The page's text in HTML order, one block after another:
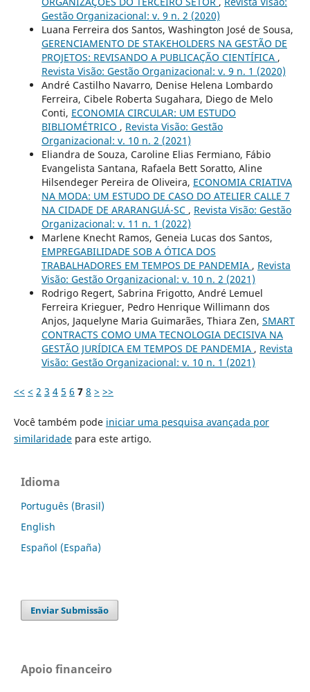
Gestão Organizacional: v. 9 n. 2 (2020)
Luana Ferreira dos Santos, Washington José de Sousa,
GERENCIAMENTO DE STAKEHOLDERS NA GESTÃO DE
PROJETOS: REVISANDO A PUBLICAÇÃO CIENTÍFICA ,
Revista Visão: Gestão Organizacional: v. 9 n. 1 (2020)
André Castilho Navarro, Denise Helena Lombardo
Ferreira, Cibele Roberta Sugahara, Diego de Melo
Conti, ECONOMIA CIRCULAR: UM ESTUDO
BIBLIOMÉTRICO , Revista Visão: Gestão
Organizacional: v. 10 n. 2 (2021)
Eliandra de Souza, Caroline Elias Fermiano, Fábio
Evangelista Santana, Rafaela Bett Soratto, Aline
Hilsendeger Pereira de Oliveira, ECONOMIA CRIATIVA
NA MODA: UM ESTUDO DE CASO DO ATELIER CALLE 7
NA CIDADE DE ARARANGUÁ-SC , Revista Visão: Gestão
Organizacional: v. 11 n. 1 (2022)
Marlene Knecht Ramos, Geneia Lucas dos Santos,
EMPREGABILIDADE SOB A ÓTICA DOS
TRABALHADORES EM TEMPOS DE PANDEMIA , Revista
Visão: Gestão Organizacional: v. 10 n. 2 (2021)
Rodrigo Regert, Sabrina Frigotto, André Lemuel
Ferreira Krieguer, Pedro Henrique Willimann dos
Anjos, Jaquelyne Maria Guimarães, Thiara Zen, SMART
CONTRACTS COMO UMA TECNOLOGIA DECISIVA NA
GESTÃO JURÍDICA EM TEMPOS DE PANDEMIA , Revista
Visão: Gestão Organizacional: v. 10 n. 1 (2021)
<< < 2 3 4 5 6 7 8 > >>
Você também pode iniciar uma pesquisa avançada por
similaridadepara este artigo.
Idioma
Português (Brasil)
English
Español (España)
Enviar Submissão
Apoio financeiro